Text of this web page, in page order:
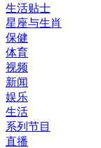
生活贴士
星座与生肖
保健
体育
视频
新闻
娱乐
生活
系列节目
直播